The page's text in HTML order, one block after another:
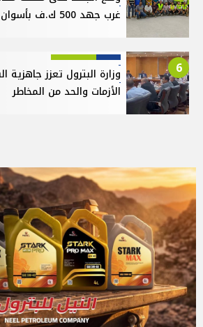
غرب جهد 500 ك.ف بأسوان
6
وزارة البترول تعزز جاهزية
الأزمات والحد من المخاطر